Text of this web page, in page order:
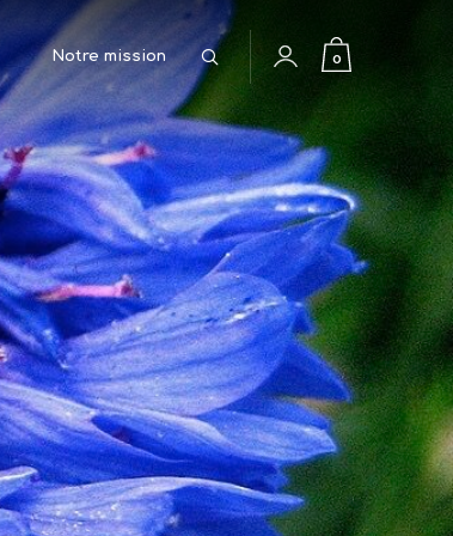
Notre mission
Rechercher
0